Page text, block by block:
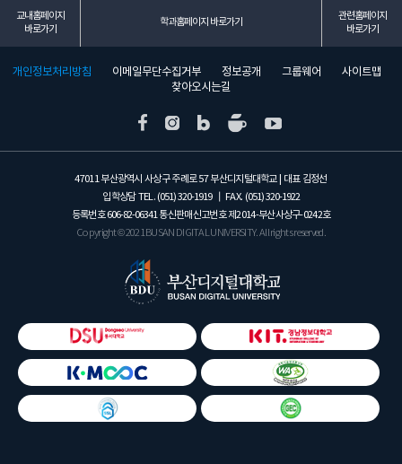
교내홈페이지
바로가기
학과홈페이지 바로가기
관련홈페이지
바로가기
개인정보처리방침 이메일무단수집거부 정보공개 그룹웨어
사이트맵
찾아오시는길
47011 부산광역시 사상구 주례로 57 부산디지털대학교 | 대표 김정선
입학상담 TEL. (051) 320-1919┃ FAX. (051) 320-1922
등록번호606-82-06341 통신판매신고번호 제2014-부산사상구-0242호
Copyright © 2021 BUSAN DIGITAL UNIVERSITY. All rights reserved.